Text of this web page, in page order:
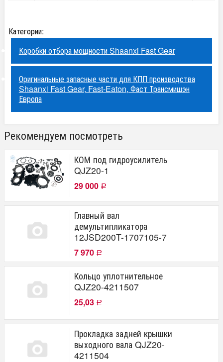
Категории:
Коробки отбора мощности Shaanxi Fast Gear
Оригинальные запасные части для КПП производства
Shaanxi Fast Gear, Fast-Eaton, Фаст Трансмишэн
Европа
Рекомендуем посмотреть
КОМ под гидроусилитель
QJZ20-1
29 000 Р
Главный вал
демультипликатора
12JSD200T-1707105-7
7 970 Р
Кольцо уплотнительное
QJZ20-4211507
25,03 Р
Прокладка задней крышки
выходного вала QJZ20-
4211504